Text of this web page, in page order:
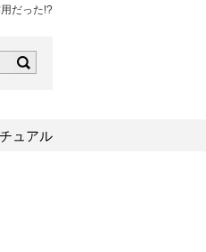
だった!?
ュアル